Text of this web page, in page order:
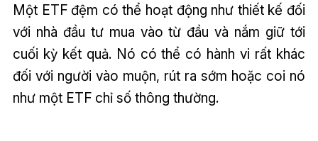
Một ETF đệm có thể hoạt động như thiết kế đối
với nhà đầu tư mua vào từ đầu và nắm giữ tới
cuối kỳ kết quả. Nó có thể có hành vi rất khác
đối với người vào muộn, rút ra sớm hoặc coi nó
như một ETF chỉ số thông thường.